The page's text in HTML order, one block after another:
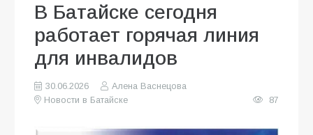
В Батайске сегодня
работает горячая линия
для инвалидов
30.06.2026
Алена Васнецова
Новости в Батайске
87